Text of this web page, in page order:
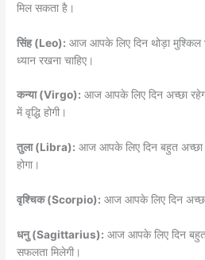
मिल सकता है।
सिंह (Leo): आज आपके लिए दिन थोड़ा मुश्किल
ध्यान रखना चाहिए।
कन्या (Virgo): आज आपके लिए दिन अच्छा
में वृद्धि होगी।
तुला (Libra): आज आपके लिए दिन बहुत अच्छा
होगा।
वृश्चिक (Scorpio): आज आपके लिए दिन
धनु (Sagittarius): आज आपके लिए दिन बहुत
सफलता मिलेगी।